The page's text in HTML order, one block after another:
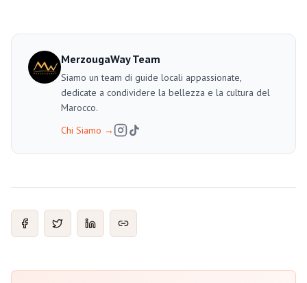
MerzougaWay Team
Siamo un team di guide locali appassionate,
dedicate a condividere la bellezza e la cultura del
Marocco.
Chi Siamo →